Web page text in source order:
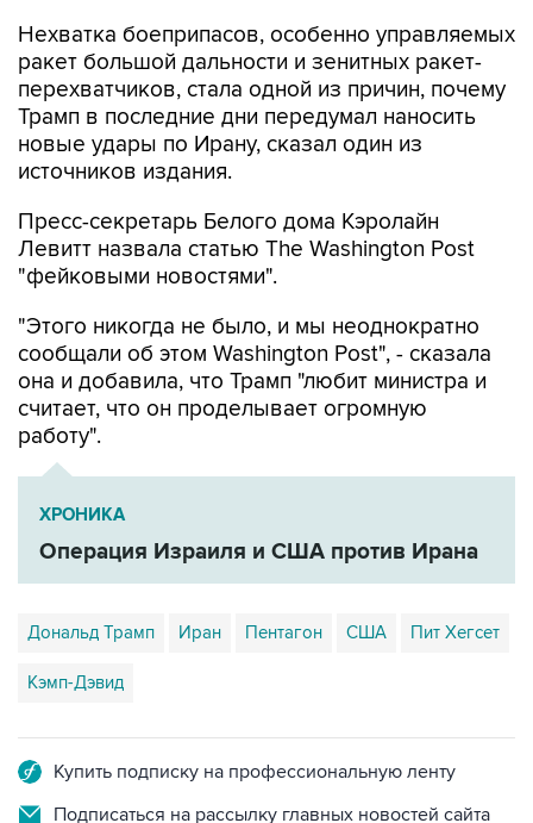
Нехватка боеприпасов, особенно управляемых
ракет большой дальности и зенитных ракет-
перехватчиков, стала одной из причин, почему
Трамп в последние дни передумал наносить
новые удары по Ирану, сказал один из
источников издания.
Пресс-секретарь Белого дома Кэролайн
Левитт назвала статью The Washington Post
"фейковыми новостями".
"Этого никогда не было, и мы неоднократно
сообщали об этом Washington Post", - сказала
она и добавила, что Трамп "любит министра и
считает, что он проделывает огромную
работу".
ХРОНИКА
Операция Израиля и США против Ирана
Дональд Трамп Иран Пентагон США Пит Хегсет
Кэмп-Дэвид
Купить подписку на профессиональную ленту
Подписаться на рассылку главных новостей сайта